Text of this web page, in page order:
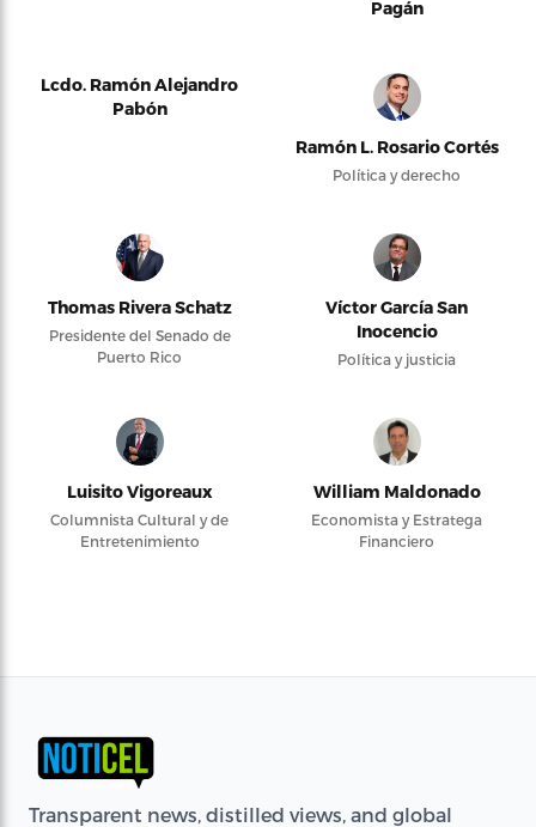
Pagán
Lcdo. Ramón Alejandro
Pabón
Ramón L. Rosario Cortés
Política y derecho
Thomas Rivera Schatz
Presidente del Senado de
Puerto Rico
Víctor García San
Inocencio
Política y justicia
Luisito Vigoreaux
Columnista Cultural y de
Entretenimiento
William Maldonado
Economista y Estratega
Financiero
Transparent news, distilled views, and global